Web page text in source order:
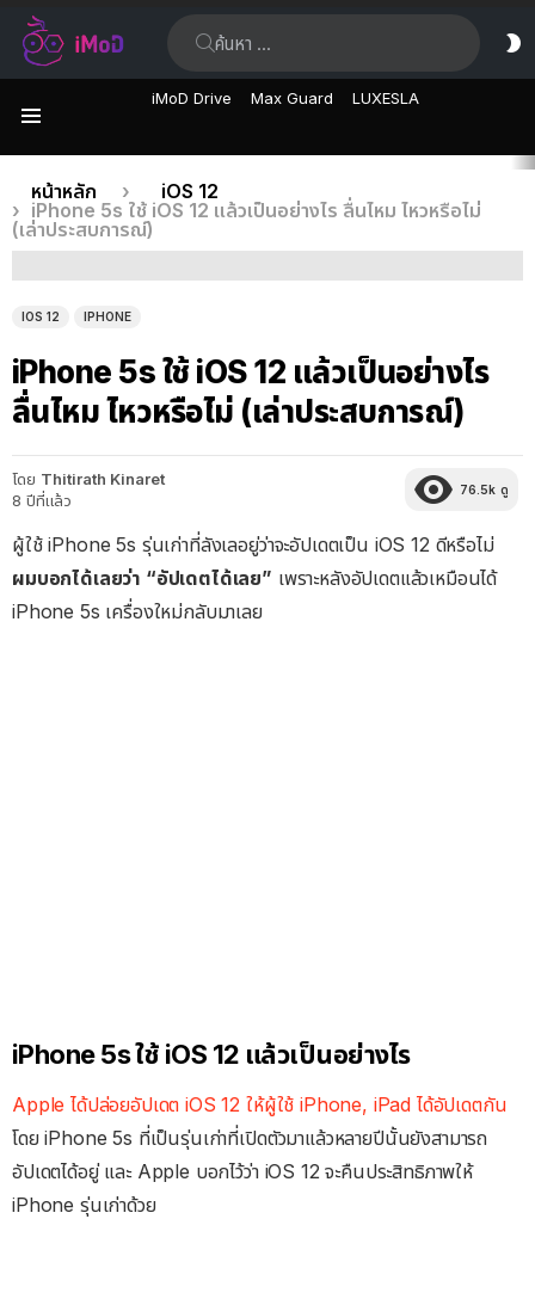
iMoD Drive Max Guard LUXESLA
เรื่อง
ล่าสุด
คุณอยู่ที่นี่:
หน้าหลัก
iOS 12
iPhone 5s ใช้ iOS 12 แล้วเป็นอย่างไร ลื่นไหม ไหวหรือไม่
(เล่าประสบการณ์)
IOS 12 IPHONE
iPhone 5s ใช้ iOS 12 แล้วเป็นอย่างไร
ลื่นไหม ไหวหรือไม่ (เล่าประสบการณ์)
โดย Thitirath Kinaret
8 ปีที่แล้ว
76.5k ดู
ผู้ใช้ iPhone 5s รุ่นเก่าที่ลังเลอยู่ว่าจะอัปเดตเป็น iOS 12 ดีหรือไม่
ผมบอกได้เลยว่า “อัปเดตได้เลย” เพราะหลังอัปเดตแล้วเหมือนได้
iPhone 5s เครื่องใหม่กลับมาเลย
iPhone 5s ใช้ iOS 12 แล้วเป็นอย่างไร
Apple ได้ปล่อยอัปเดต iOS 12 ให้ผู้ใช้ iPhone, iPad ได้อัปเดตกัน
โดย iPhone 5s ที่เป็นรุ่นเก่าที่เปิดตัวมาแล้วหลายปีนั้นยังสามารถ
อัปเดตได้อยู่ และ Apple บอกไว้ว่า iOS 12 จะคืนประสิทธิภาพให้
iPhone รุ่นเก่าด้วย